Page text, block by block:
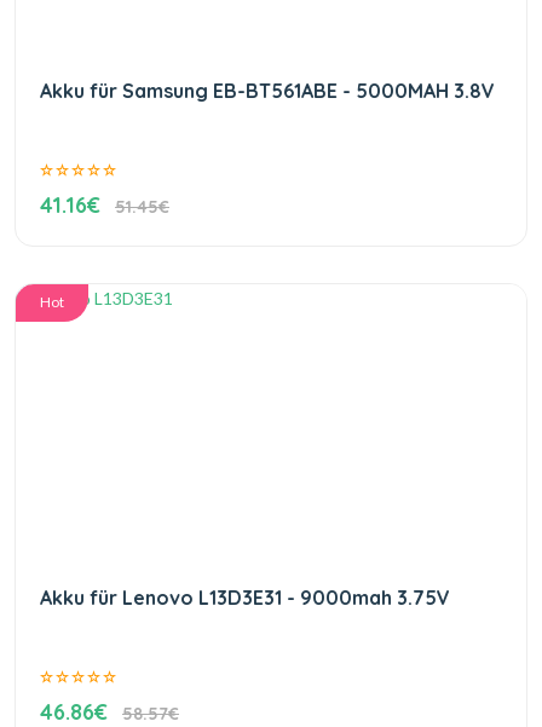
Akku für Samsung EB-BT561ABE - 5000MAH 3.8V
41.16€ 51.45€
Hot
Akku für Lenovo L13D3E31 - 9000mah 3.75V
46.86€ 58.57€